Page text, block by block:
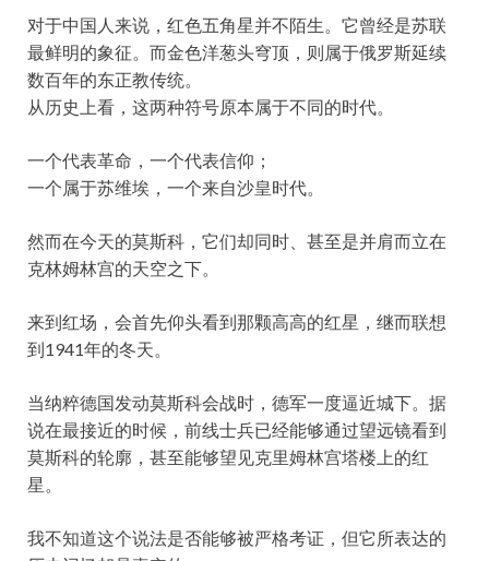
对于中国人来说，红色五角星并不陌生。它曾经是苏联
最鲜明的象征。而金色洋葱头穹顶，则属于俄罗斯延续
数百年的东正教传统。
从历史上看，这两种符号原本属于不同的时代。
一个代表革命，一个代表信仰；
一个属于苏维埃，一个来自沙皇时代。
然而在今天的莫斯科，它们却同时、甚至是并肩而立在
克林姆林宫的天空之下。
来到红场，会首先仰头看到那颗高高的红星，继而联想
到1941年的冬天。
当纳粹德国发动莫斯科会战时，德军一度逼近城下。据
说在最接近的时候，前线士兵已经能够通过望远镜看到
莫斯科的轮廓，甚至能够望见克里姆林宫塔楼上的红
星。
我不知道这个说法是否能够被严格考证，但它所表达的